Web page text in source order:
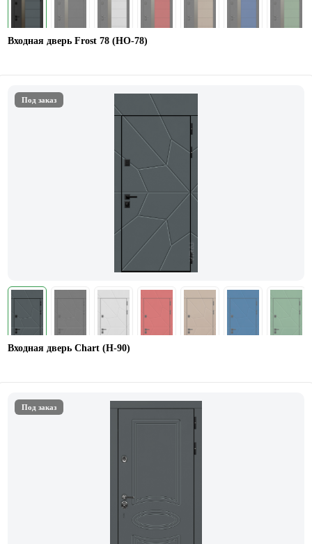
Входная дверь Frost 78 (НО-78)
Под заказ
Входная дверь Chart (Н-90)
Под заказ